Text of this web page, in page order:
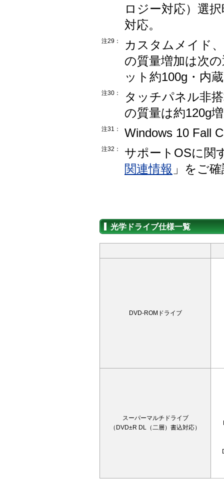
ロジー対応）選
対応。
注29：
カスタムメイド
の質量増加は次
ット約100g・内
注30：
タッチパネル非
の質量は約120g
注31： Windows 10 Fall
注32：
サポートOSに関
関連情報 」をご
光学ドライブ仕様一覧
DVD-ROMドライブ
スーパーマルチドライブ
（DVD±R DL（二層）書込対応）